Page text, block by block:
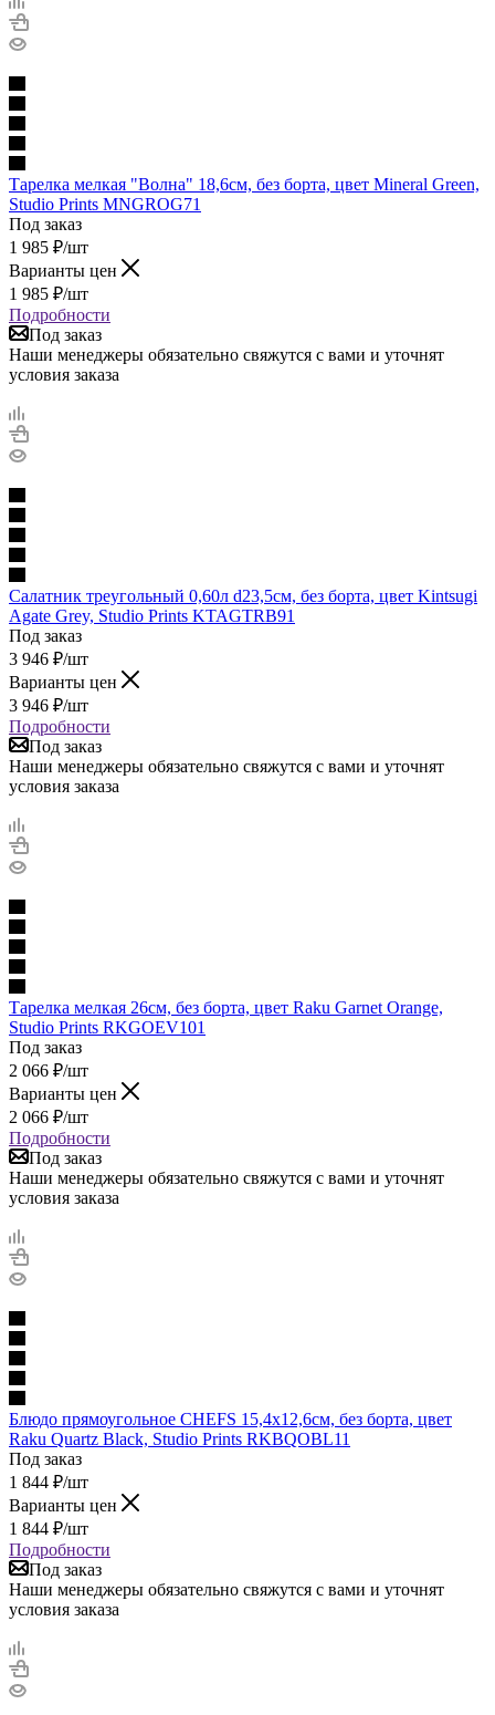
Тарелка мелкая "Волна" 18,6см, без борта, цвет Mineral Green,
Studio Prints MNGROG71
Под заказ
1 985 ₽/шт
Варианты цен
1 985 ₽/шт
Подробности
Под заказ
Наши менеджеры обязательно свяжутся с вами и уточнят
условия заказа
Салатник треугольный 0,60л d23,5см, без борта, цвет Kintsugi
Agate Grey, Studio Prints KTAGTRB91
Под заказ
3 946 ₽/шт
Варианты цен
3 946 ₽/шт
Подробности
Под заказ
Наши менеджеры обязательно свяжутся с вами и уточнят
условия заказа
Тарелка мелкая 26см, без борта, цвет Raku Garnet Orange,
Studio Prints RKGOEV101
Под заказ
2 066 ₽/шт
Варианты цен
2 066 ₽/шт
Подробности
Под заказ
Наши менеджеры обязательно свяжутся с вами и уточнят
условия заказа
Блюдо прямоугольное CHEFS 15,4х12,6см, без борта, цвет
Raku Quartz Black, Studio Prints RKBQOBL11
Под заказ
1 844 ₽/шт
Варианты цен
1 844 ₽/шт
Подробности
Под заказ
Наши менеджеры обязательно свяжутся с вами и уточнят
условия заказа